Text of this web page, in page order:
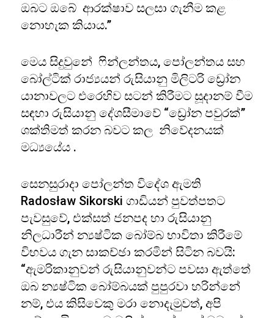
ඔබට ඔබේ ආරක්ෂාව සලසා ගැනීම කළ
නොහැක කියාය.”
මෙය සිදුවුනේ ෆින්ලන්තය, පෝලන්තය සහ
බෝල්ටික් රාජ්‍යයන් රුසියානු මිලිටරි ඩ්‍රෝන
යානාවලට එරෙහිව සටන් කිරීමට සූදානම් වීම
සඳහා රුසියානු දේශසීමාවේ “ඩ්‍රෝන පවුරක්”
ශක්තිමත් කරන බවට කල නිවේදනයක්
මධ්‍යයේය .
සෙනසුරාදා පෝලන්ත විදේශ ඇමති
Radosław Sikorski ගාඩියන් පුවත්පතට
පැවසුවේ, එක්සත් ජනපද හා රුසියානු
නිලධාරීන් න්‍යෂ්ටික බෝම්බ භාවිතා කිරීමේ
විභවය ගැන සාකච්ඡා කරමින් සිටින බවයි:
“ඇමරිකානුවන් රුසියානුවන්ට පවසා ඇත්තේ
ඔබ න්‍යෂ්ටික බෝම්බයක් පුපුරවා හරින්නේ
නම්, එය කිසිවෙකු මරා නොදැමුවත්, අපි